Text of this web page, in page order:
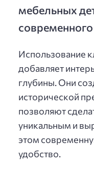
мебельных
современного
Использование
добавляет
глубины. Они
исторической
позволяют
уникальным и
этом
удобство.